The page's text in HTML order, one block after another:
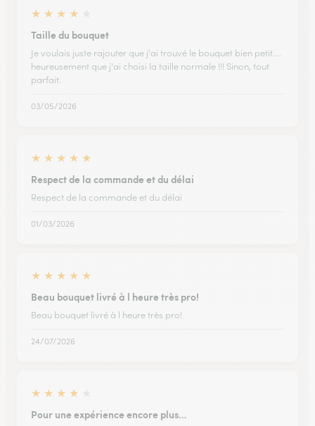
★ ★ ★ ★
Taille du bouquet
Je voulais juste rajouter que j'ai trouvé le bouquet bien petit....
heureusement que j'ai choisi la taille normale !!! Sinon, tout
parfait.
03/05/2026
★ ★ ★ ★ ★
Respect de la commande et du délai
Respect de la commande et du délai
01/03/2026
★ ★ ★ ★ ★
Beau bouquet livré à l heure très pro!
Beau bouquet livré à l heure très pro!
24/07/2026
★ ★ ★ ★
Pour une expérience encore plus…